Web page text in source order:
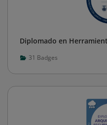
Diplomado en
31 Badges